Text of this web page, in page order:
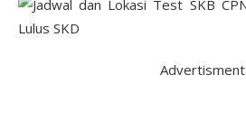
Advertisment